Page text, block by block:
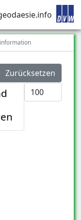
Zurücksetzen
Anzeige #